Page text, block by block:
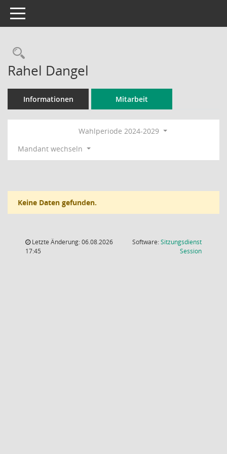
Toggle navigation
Rechercheauswahl
Rahel Dangel
Informationen Mitarbeit
Wahlperiode 2024-2029
Mandant wechseln
Keine Daten gefunden.
Letzte Änderung: 06.08.2026
17:45
Software:Sitzungsdienst
Session(Wird in